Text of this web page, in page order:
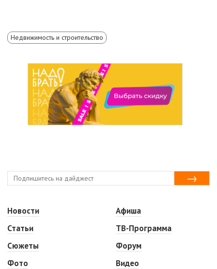
Недвижимость и строительство
Новости
Статьи
Сюжеты
Фото
Афиша
ТВ-Программа
Форум
Видео